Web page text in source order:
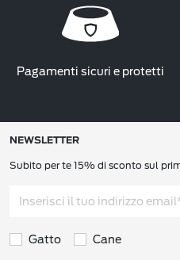
Pagamenti sicuri e protetti
NEWSLETTER
Subito per te 15% di sconto sul
Gatto Cane